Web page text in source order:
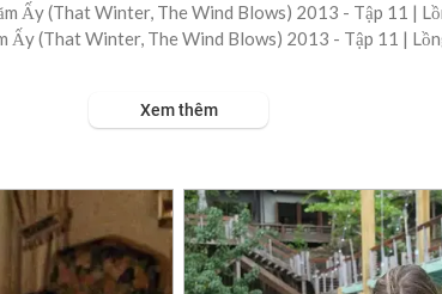
Ấy (That Winter, The Wind Blows) 2013 - Tập 11 |
Ấy (That Winter, The Wind Blows) 2013 - Tập 11 |
Xem thêm